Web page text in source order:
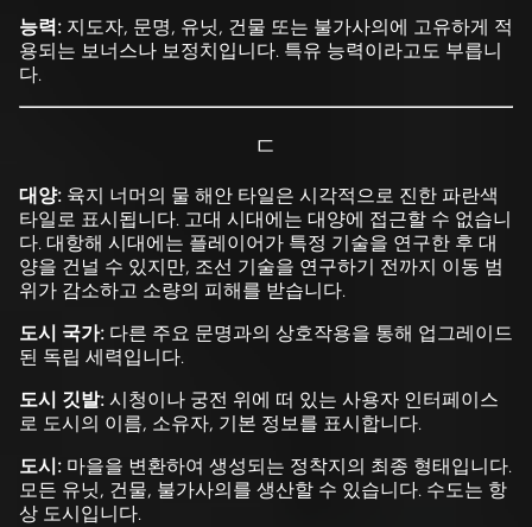
능력: 지도자, 문명, 유닛, 건물 또는 불가사의에 고유하게 적
용되는 보너스나 보정치입니다. 특유 능력이라고도 부릅니
다.
ㄷ
대양: 육지 너머의 물 해안 타일은 시각적으로 진한 파란색
타일로 표시됩니다. 고대 시대에는 대양에 접근할 수 없습니
다. 대항해 시대에는 플레이어가 특정 기술을 연구한 후 대
양을 건널 수 있지만, 조선 기술을 연구하기 전까지 이동 범
위가 감소하고 소량의 피해를 받습니다.
도시 국가: 다른 주요 문명과의 상호작용을 통해 업그레이드
된 독립 세력입니다.
도시 깃발:시청이나 궁전 위에 떠 있는 사용자 인터페이스
로 도시의 이름, 소유자, 기본 정보를 표시합니다.
도시: 마을을 변환하여 생성되는 정착지의 최종 형태입니다.
모든 유닛, 건물, 불가사의를 생산할 수 있습니다. 수도는 항
상 도시입니다.